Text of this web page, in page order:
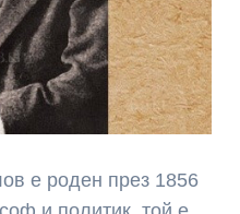
е роден през 1856